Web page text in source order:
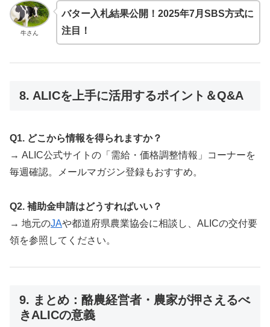
牛さん
バター入札結果公開！2025年7月SBS方式に
注目！
8. ALICを上手に活用するポイント＆Q&A
Q1. どこから情報を得られますか？
→ ALIC公式サイトの「需給・価格調整情報」コーナーを
毎週確認。メールマガジン登録もおすすめ。
Q2. 補助金申請はどうすればいい？
→ 地元のJAや都道府県農業協会に相談し、ALICの交付要
領を参照してください。
9. まとめ：酪農経営者・農家が押さえるべ
きALICの意義